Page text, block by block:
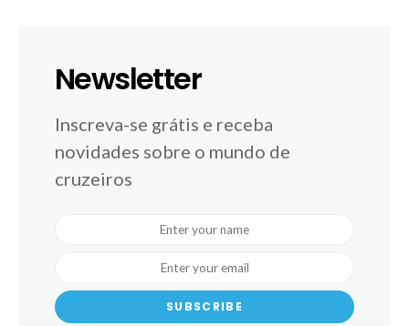
Newsletter
Inscreva-se grátis e receba
novidades sobre o mundo de
cruzeiros
SUBSCRIBE